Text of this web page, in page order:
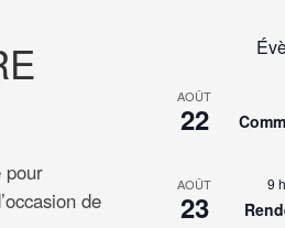
pour
de
AOÛT
22
AOÛT
23
9